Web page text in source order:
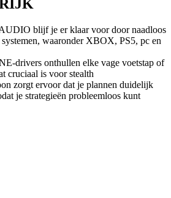
blijf je er klaar voor door naadloos
systemen, waaronder XBOX, PS5, pc en
drivers onthullen elke vage voetstap of
cruciaal is voor stealth
zorgt ervoor dat je plannen duidelijk
je strategieën probleemloos kunt